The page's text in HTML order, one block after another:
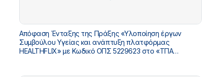
Απόφαση Ένταξης της Πράξης «Υλοποίηση έργων
Συμβούλου Υγείας και ανάπτυξη πλατφόρμας
HEALTHFLIX» με Κωδικό ΟΠΣ 5229623 στο «ΤΠΑ